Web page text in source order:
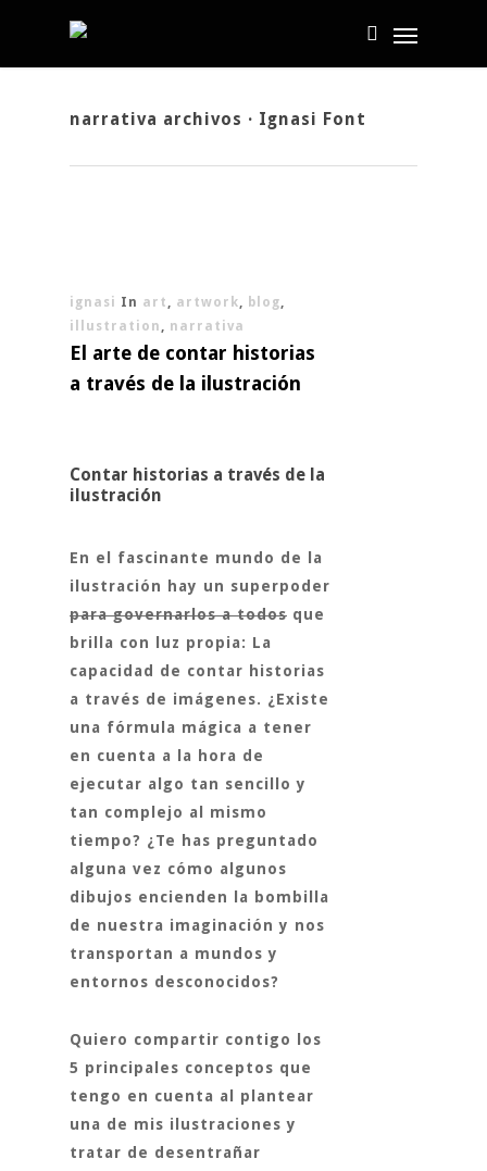
narrativa archivos · Ignasi Font
ignasi In art , artwork, blog,
illustration , narrativa
El arte de contar historias
a través de la ilustración
Contar historias a través de la
ilustración
En el fascinante mundo de la
ilustración hay un superpoder
para governarlos a todos que
brilla con luz propia: La
capacidad de contar historias
a través de imágenes. ¿Existe
una fórmula mágica a tener
en cuenta a la hora de
ejecutar algo tan sencillo y
tan complejo al mismo
tiempo? ¿Te has preguntado
alguna vez cómo algunos
dibujos encienden la bombilla
de nuestra imaginación y nos
transportan a mundos y
entornos desconocidos?
Quiero compartir contigo los
5 principales conceptos que
tengo en cuenta al plantear
una de mis ilustraciones y
tratar de desentrañar